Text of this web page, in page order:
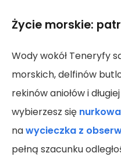
Życie morskie:
Wody wokół Teneryfy
morskich, delfinów
rekinów aniołów i
wybierzesz się
nawycieczka z
pełną szacunku